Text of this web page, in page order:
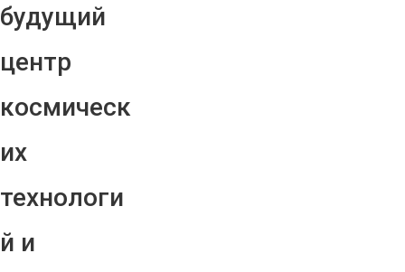
будущий
центр
космическ
их
технологи
й и